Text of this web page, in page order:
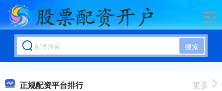
搜索
正规配资平台排行 更多